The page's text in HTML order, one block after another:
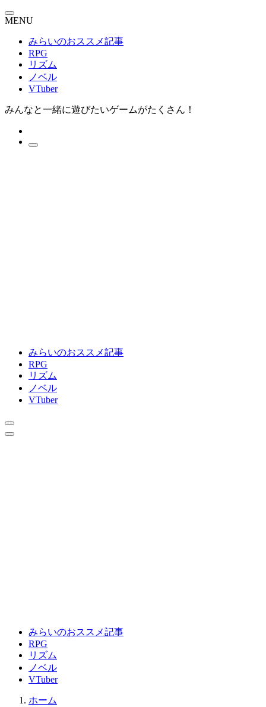
MENU
みらいのおススメ記事
RPG
リズム
ノベル
VTuber
みんなと一緒に遊びたいゲームがたくさん！
みらいのおススメ記事
RPG
リズム
ノベル
VTuber
みらいのおススメ記事
RPG
リズム
ノベル
VTuber
ホーム